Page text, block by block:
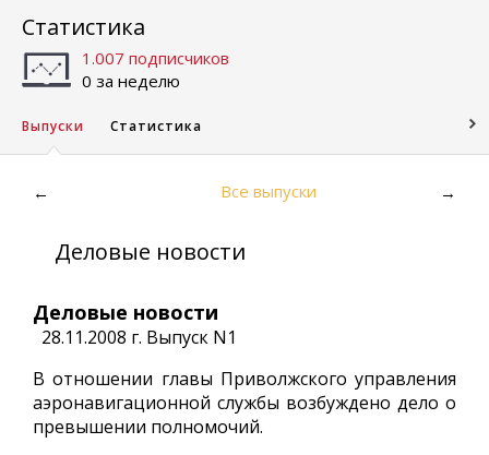
Статистика
1.007 подписчиков
0 за неделю
Выпуски Статистика
← Все выпуски →
Деловые новости
Деловые новости
28.11.2008 г. Выпуск N1
В отношении главы Приволжского управления
аэронавигационной службы возбуждено дело о
превышении полномочий.